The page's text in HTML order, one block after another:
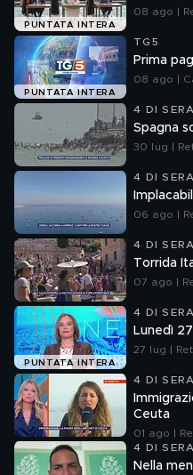
PUNTATA INTERA
08 ago |
PUNTATA INTERA
TG5
Prima
08 ago |
4 DI
Spagna
30 lug |
4 DI
06 ago |
4 DI
Torrida
07 ago |
PUNTATA INTERA
4 DI
Lunedì
27 lug |
4 DI
Ceuta
01 ago |
4 DI
Nella